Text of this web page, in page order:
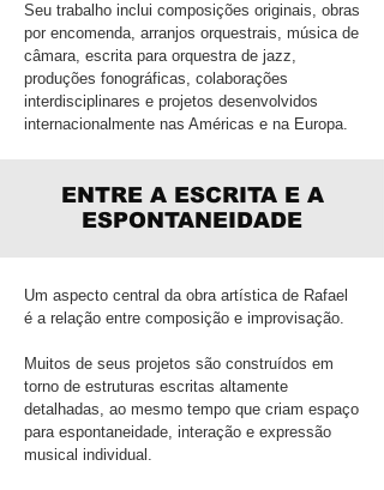
Seu trabalho inclui composições originais, obras
por encomenda, arranjos orquestrais, música de
câmara, escrita para orquestra de jazz,
produções fonográficas, colaborações
interdisciplinares e projetos desenvolvidos
internacionalmente nas Américas e na Europa.
ENTRE A ESCRITA E A
ESPONTANEIDADE
Um aspecto central da obra artística de Rafael
é a relação entre composição e improvisação.
Muitos de seus projetos são construídos em
torno de estruturas escritas altamente
detalhadas, ao mesmo tempo que criam espaço
para espontaneidade, interação e expressão
musical individual.